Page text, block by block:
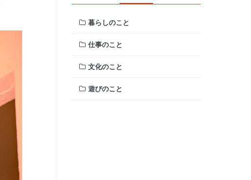
暮らしのこと
仕事のこと
文化のこと
遊びのこと